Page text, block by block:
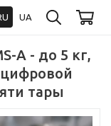
UA
A - до 5 кг,
тары